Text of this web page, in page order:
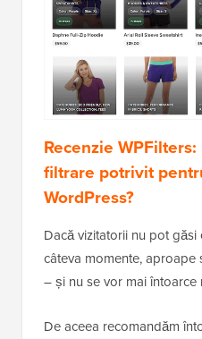
Recenzie
filtrare potrivit
WordPress?
Dacă vizitatorii nu pot găsi
câteva momente, aproape
– și nu se vor mai întoarce
De aceea recomandăm